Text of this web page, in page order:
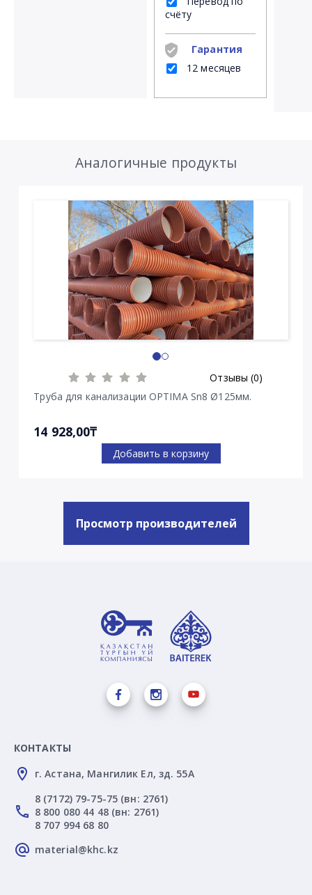
счёту
Гарантия
12 месяцев
Аналогичные продукты
Отзывы (0)
Труба для канализации OPTIMA Sn8 Ø125мм.
14 928,00₸
Добавить в корзину
Просмотр производителей
КОНТАКТЫ
г. Астана, Мангилик Ел, зд. 55А
8 (7172) 79-75-75 (вн: 2761)
8 800 080 44 48 (вн: 2761)
8 707 994 68 80
material@khc.kz